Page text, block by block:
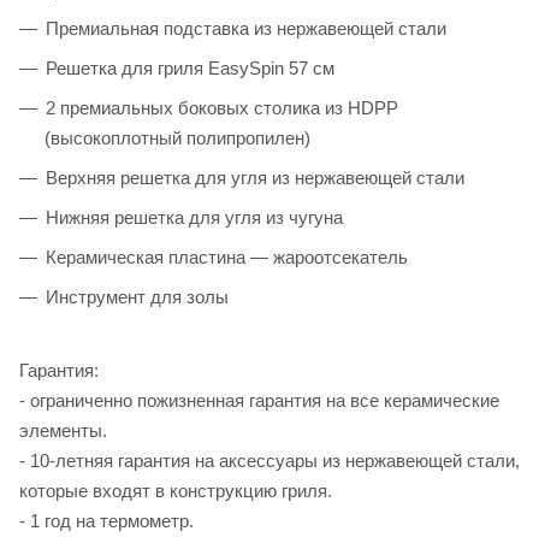
Премиальная подставка из нержавеющей стали
Решетка для гриля EasySpin 57 см
2 премиальных боковых столика из HDPP
(высокоплотный полипропилен)
Верхняя решетка для угля из нержавеющей стали
Нижняя решетка для угля из чугуна
Керамическая пластина — жароотсекатель
Инструмент для золы
Гарантия:
- ограниченно пожизненная гарантия на все керамические
элементы.
- 10-летняя гарантия на аксессуары из нержавеющей стали,
которые входят в конструкцию гриля.
- 1 год на термометр.